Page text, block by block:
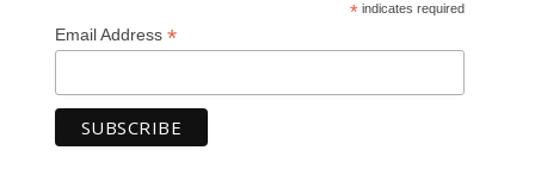
*indicates required
Email Address *